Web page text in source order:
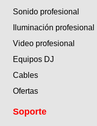
Sonido profesional
Iluminación profesional
Video profesional
Equipos DJ
Cables
Ofertas
Soporte